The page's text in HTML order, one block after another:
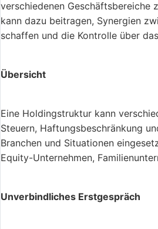
verschiedenen Geschäftsbereiche
kann dazu beitragen, Synergien
schaffen und die Kontrolle über
Übersicht
Eine Holdingstruktur kann
Steuern, Haftungsbeschränkung
Branchen und Situationen
Equity-Unternehmen,
Unverbindliches Erstgespräch